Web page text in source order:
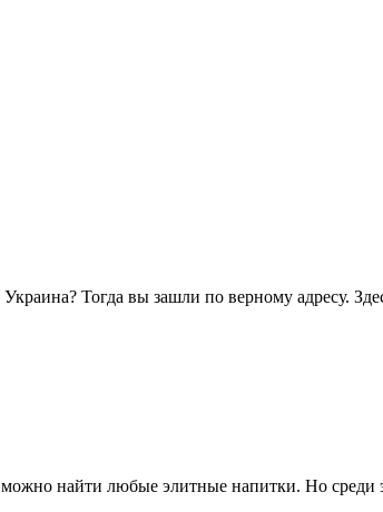
Тогда вы зашли по верному адресу.
найти любые элитные напитки. Но среди